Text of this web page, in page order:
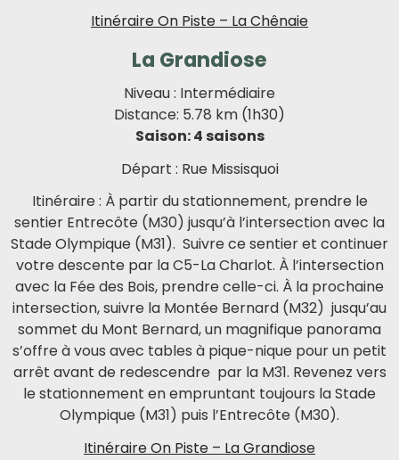
Itinéraire On Piste – La Chênaie
La Grandiose
Niveau : Intermédiaire
Distance: 5.78 km (1h30)
Saison: 4 saisons
Départ : Rue Missisquoi
Itinéraire : À partir du stationnement, prendre le
sentier Entrecôte (M30) jusqu’à l’intersection avec la
Stade Olympique (M31). Suivre ce sentier et continuer
votre descente par la C5-La Charlot. À l’intersection
avec la Fée des Bois, prendre celle-ci. À la prochaine
intersection, suivre la Montée Bernard (M32) jusqu’au
sommet du Mont Bernard, un magnifique panorama
s’offre à vous avec tables à pique-nique pour un petit
arrêt avant de redescendre par la M31. Revenez vers
le stationnement en empruntant toujours la Stade
Olympique (M31) puis l’Entrecôte (M30).
Itinéraire On Piste – La Grandiose